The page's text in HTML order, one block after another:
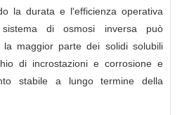
la durata e l'efficienza operativa
sistema di osmosi inversa può
la maggior parte dei solidi solubili
di incrostazioni e corrosione e
stabile a lungo termine della